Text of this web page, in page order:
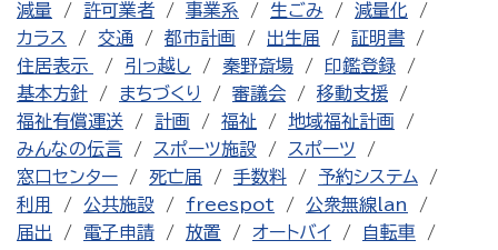
減量
許可業者 事業系 生ごみ
減量化
カラス
交通 都市計画 出生届
証明書
住居表示
引っ越し 秦野斎場
印鑑登録
基本方針
まちづくり 審議会
移動支援
福祉有償運送
計画 福祉
地域福祉計画
みんなの伝言
スポーツ施設
スポーツ
窓口センター
死亡届 手数料
予約システム
利用
公共施設 freespot
公衆無線lan
届出
電子申請 放置 オートバイ
自転車